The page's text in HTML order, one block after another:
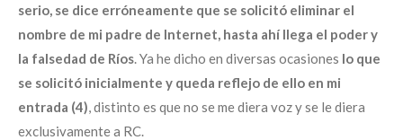
serio, se dice erróneamente que se solicitó eliminar el
nombre de mi padre de Internet, hasta ahí llega el poder y
la falsedad de Ríos . Ya he dicho en diversas ocasiones lo que
se solicitó inicialmente y queda reflejo de ello en mi
entrada (4) , distinto es que no se me diera voz y se le diera
exclusivamente a RC.